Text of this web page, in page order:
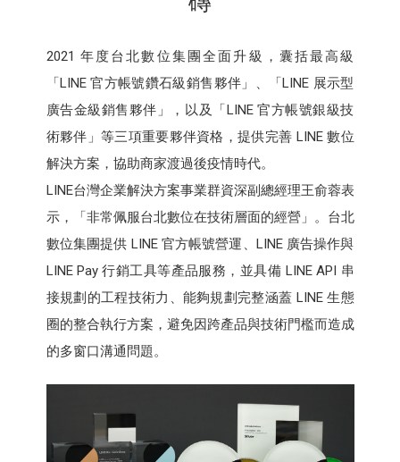
2021 年度台北數位集團全面升級，囊括最高級
「LINE 官方帳號鑽石級銷售夥伴」、「LINE 展示型
廣告金級銷售夥伴」，以及「LINE 官方帳號銀級技
術夥伴」等三項重要夥伴資格，提供完善 LINE 數位
解決方案，協助商家渡過後疫情時代。
LINE台灣企業解決方案事業群資深副總經理王俞蓉表
示，「非常佩服台北數位在技術層面的經營」。台北
數位集團提供 LINE 官方帳號營運、LINE 廣告操作與
LINE Pay 行銷工具等產品服務，並具備 LINE API 串
接規劃的工程技術力、能夠規劃完整涵蓋 LINE 生態
圈的整合執行方案，避免因跨產品與技術門檻而造成
的多窗口溝通問題。